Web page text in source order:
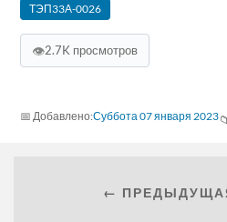
ТЭП33А-0026
👁2.7K просмотров
Суббота 07 января 2023
←